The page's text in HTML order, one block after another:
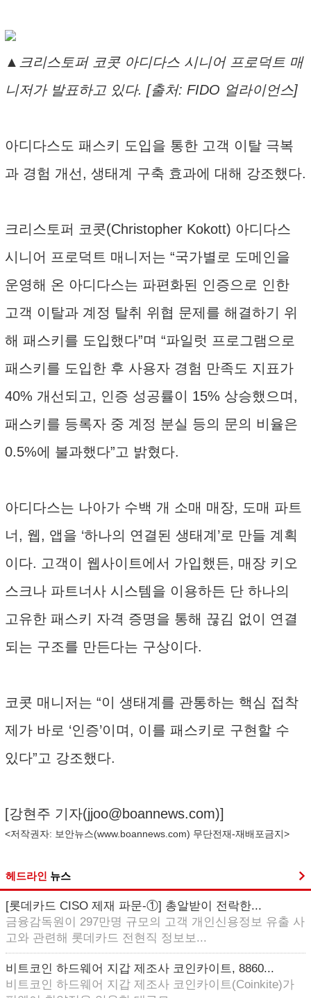
▲크리스토퍼 코콧 아디다스 시니어 프로덕트 매
니저가 발표하고 있다. [출처: FIDO 얼라이언스]
아디다스도 패스키 도입을 통한 고객 이탈 극복
과 경험 개선, 생태계 구축 효과에 대해 강조했다.
크리스토퍼 코콧(Christopher Kokott) 아디다스
시니어 프로덕트 매니저는 “국가별로 도메인을
운영해 온 아디다스는 파편화된 인증으로 인한
고객 이탈과 계정 탈취 위협 문제를 해결하기 위
해 패스키를 도입했다”며 “파일럿 프로그램으로
패스키를 도입한 후 사용자 경험 만족도 지표가
40% 개선되고, 인증 성공률이 15% 상승했으며,
패스키를 등록자 중 계정 분실 등의 문의 비율은
0.5%에 불과했다”고 밝혔다.
아디다스는 나아가 수백 개 소매 매장, 도매 파트
너, 웹, 앱을 ‘하나의 연결된 생태계’로 만들 계획
이다. 고객이 웹사이트에서 가입했든, 매장 키오
스크나 파트너사 시스템을 이용하든 단 하나의
고유한 패스키 자격 증명을 통해 끊김 없이 연결
되는 구조를 만든다는 구상이다.
코콧 매니저는 “이 생태계를 관통하는 핵심 접착
제가 바로 ‘인증’이며, 이를 패스키로 구현할 수
있다”고 강조했다.
[강현주 기자(jjoo@boannews.com)]
<저작권자: 보안뉴스(www.boannews.com) 무단전재-재배포금지>
헤드라인 뉴스
[롯데카드 CISO 제재 파문-①] 총알받이 전락한...
금융감독원이 297만명 규모의 고객 개인신용정보 유출 사
고와 관련해 롯데카드 전현직 정보보...
비트코인 하드웨어 지갑 제조사 코인카이트, 8860...
비트코인 하드웨어 지갑 제조사 코인카이트(Coinkite)가